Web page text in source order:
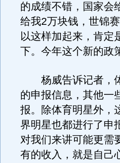
的成绩不错，国家会
给我2万块钱，世锦
以这样加起来，肯定
下。今年这个新的政
杨威告诉记者，体
的申报信息，其他一
报。除体育明星外，
界明星也都进行了申
对我们来讲可能更需
有的收入，就是自己